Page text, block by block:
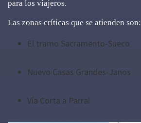
para los viajeros.
Las zonas críticas que se atienden son:
El tramo Sacramento-Sueco
Nuevo Casas Grandes-Janos
Vía Corta a Parral